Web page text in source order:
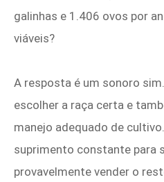
galinhas e 1.406 ovos por
viáveis?
A resposta é um sonoro
escolher a raça certa e
manejo adequado de
suprimento constante para
provavelmente vender o